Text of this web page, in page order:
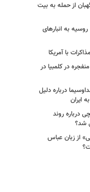
از حمله به بیت
به انبارهای
با آمریکا
در کلمبیا در
درباره دلیل
ایران
درباره روند
شد؟
از زبان عباس